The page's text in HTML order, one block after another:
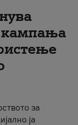
за
ја